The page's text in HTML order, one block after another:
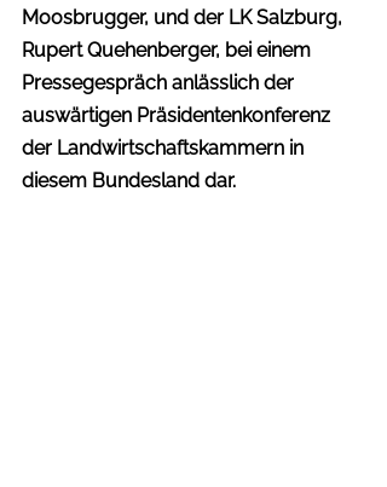
Moosbrugger, und der LK Salzburg,
Rupert Quehenberger, bei einem
Pressegespräch anlässlich der
auswärtigen Präsidentenkonferenz
der Landwirtschaftskammern in
diesem Bundesland dar.